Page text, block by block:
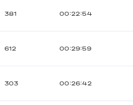
381 00:22:54
612 00:29:59
303 00:26:42